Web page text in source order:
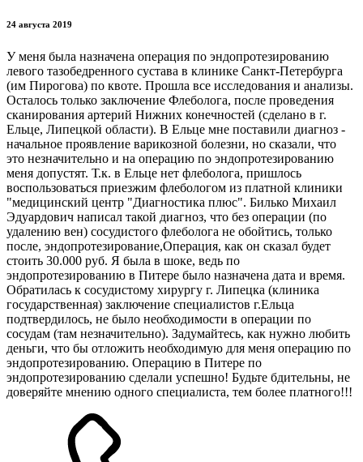
24 августа 2019
У меня была назначена операция по эндопротезированию
левого тазобедренного сустава в клинике Санкт-Петербурга
(им Пирогова) по квоте. Прошла все исследования и анализы.
Осталось только заключение Флеболога, после проведения
сканирования артерий Нижних конечностей (сделано в г.
Ельце, Липецкой области). В Ельце мне поставили диагноз -
начальное проявление варикозной болезни, но сказали, что
это незначительно и на операцию по эндопротезированию
меня допустят. Т.к. в Ельце нет флеболога, пришлось
воспользоваться приезжим флебологом из платной клиники
"медицинский центр "Диагностика плюс". Билько Михаил
Эдуардович написал такой диагноз, что без операции (по
удалению вен) сосудистого флеболога не обойтись, только
после, эндопротезирование,Операция, как он сказал будет
стоить 30.000 руб. Я была в шоке, ведь по
эндопротезированию в Питере было назначена дата и время.
Обратилась к сосудистому хирургу г. Липецка (клиника
государственная) заключение специалистов г.Ельца
подтвердилось, не было необходимости в операции по
сосудам (там незначительно). Задумайтесь, как нужно любить
деньги, что бы отложить необходимую для меня операцию по
эндопротезированию. Операцию в Питере по
эндопротезированию сделали успешно! Будьте бдительны, не
доверяйте мнению одного специалиста, тем более платного!!!